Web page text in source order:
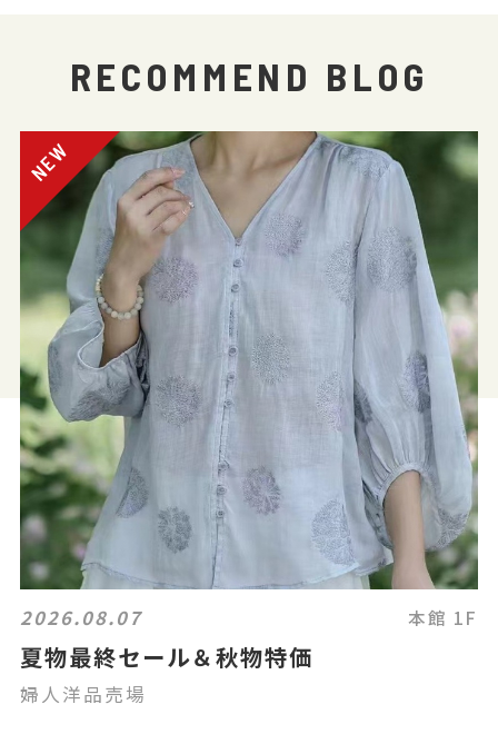
RECOMMEND BLOG
2026.08.07 本館 1F
夏物最終セール＆秋物特価
婦人洋品売場